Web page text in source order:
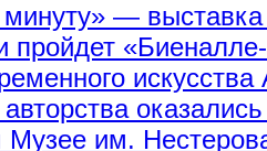
минуту» —
пройдет
искусства
им.